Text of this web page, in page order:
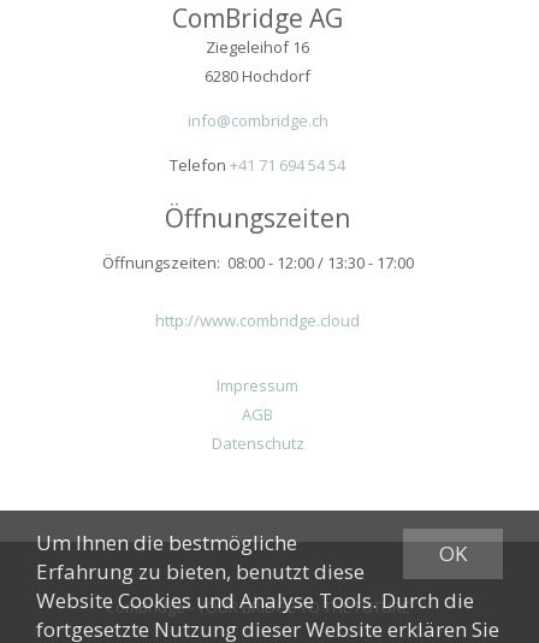
ComBridge AG
Ziegeleihof 16
6280 Hochdorf
info@combridge.ch
Telefon +41 71 694 54 54
Öffnungszeiten
Öffnungszeiten: 08:00 - 12:00 / 13:30 - 17:00
http://www.combridge.cloud
Impressum
AGB
Datenschutz
ComBridge - YOUR BRIDGE TO THE FUTURE
OK
Um Ihnen die bestmögliche
Erfahrung zu bieten, benutzt diese
Website Cookies und Analyse Tools. Durch die
fortgesetzte Nutzung dieser Website erklären Sie